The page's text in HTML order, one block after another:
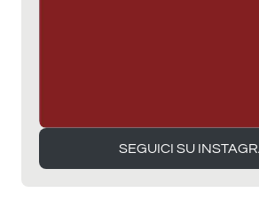
SEGUICI SU
SEGUICI SU